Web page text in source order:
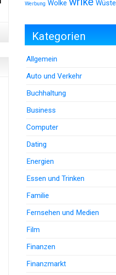
Werbung Wolke Wüste
Kategorien
Allgemein
Auto und Verkehr
Buchhaltung
Business
Computer
Dating
Energien
Essen und Trinken
Familie
Fernsehen und Medien
Film
Finanzen
Finanzmarkt